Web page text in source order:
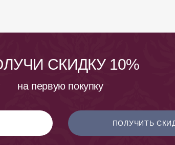
СКИДКУ 10%
на первую покупку
ПОЛУЧИТЬ